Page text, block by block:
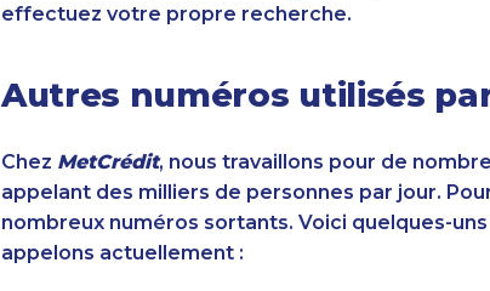
effectuez votre propre recherche.
Autres numéros utilisés
Chez MetCrédit, nous travaillons pour de
appelant des milliers de personnes par jour.
nombreux numéros sortants. Voici quelques-
appelons actuellement :